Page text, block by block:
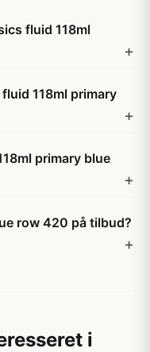
fluid 118ml
118ml primary
primary blue
row 420 på tilbud?
i